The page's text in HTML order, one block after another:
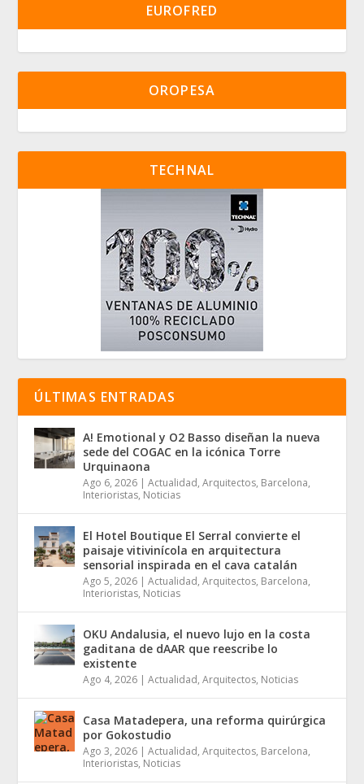
EUROFRED
OROPESA
TECHNAL
ÚLTIMAS ENTRADAS
A! Emotional y O2 Basso diseñan la nueva
sede del COGAC en la icónica Torre
Urquinaona
Ago 6, 2026 |Actualidad,Arquitectos, Barcelona,
Interioristas, Noticias
El Hotel Boutique El Serral convierte el
paisaje vitivinícola en arquitectura
sensorial inspirada en el cava catalán
Ago 5, 2026 |Actualidad,Arquitectos, Barcelona,
Interioristas, Noticias
OKU Andalusia, el nuevo lujo en la costa
gaditana de dAAR que reescribe lo
existente
Ago 4, 2026 |Actualidad,Arquitectos, Noticias
Casa Matadepera, una reforma quirúrgica
por Gokostudio
Ago 3, 2026 |Actualidad,Arquitectos, Barcelona,
Interioristas, Noticias